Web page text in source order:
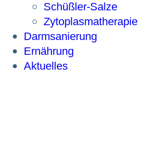
Schüßler-Salze
Zytoplasmatherapie
Darmsanierung
Ernährung
Aktuelles